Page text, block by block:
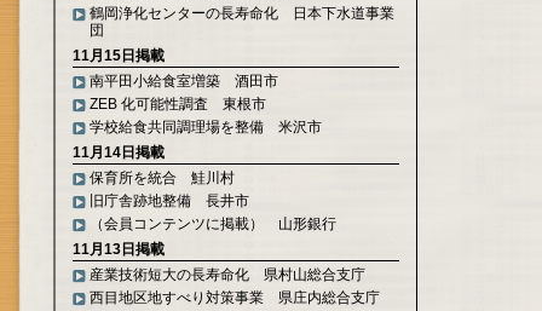
鶴岡浄化センターの長寿命化 日本下水道事業
団
11月15日掲載
南平田小給食室増築 酒田市
ZEB 化可能性調査 東根市
学校給食共同調理場を整備 米沢市
11月14日掲載
保育所を統合 鮭川村
旧庁舎跡地整備 長井市
（会員コンテンツに掲載） 山形銀行
11月13日掲載
産業技術短大の長寿命化 県村山総合支庁
西目地区地すべり対策事業 県庄内総合支庁